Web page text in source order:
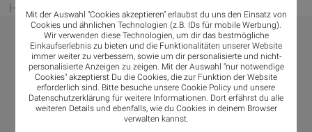
Mit der Auswahl "Cookies akzeptieren" erlaubst du uns den Einsatz von
Cookies und ähnlichen Technologien (z.B. IDs für mobile Werbung).
Wir verwenden diese Technologien, um dir das bestmögliche
Einkaufserlebnis zu bieten und die Funktionalitäten unserer Website
immer weiter zu verbessern, sowie um dir personalisierte und nicht-
personalisierte Anzeigen zu zeigen. Mit der Auswahl "nur notwendige
Cookies" akzeptierst Du die Cookies, die zur Funktion der Website
erforderlich sind. Bitte besuche unsere Cookie Policy und unsere
Datenschutzerklärung für weitere Informationen. Dort erfährst du alle
weiteren Details und ebenfalls, wie du Cookies in deinem Browser
verwalten kannst.
Home / Bekleidung Shirts & Blouses Longsleeves